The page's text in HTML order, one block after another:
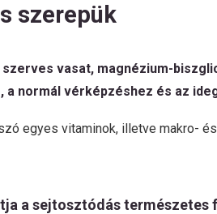
szerepük
vasat, magnézium-
a normál vérképzéshez és az
egyes vitaminok, illetve makro-
a sejtosztódás természetes